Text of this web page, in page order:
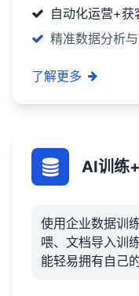
自动化运营+获
精准数据分析
了解更多
AI训练
使用企业数据训
喂、文档导入训
能轻易拥有自己